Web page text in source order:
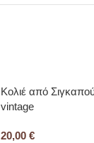
Κολιέ από
vintage
20,00 €